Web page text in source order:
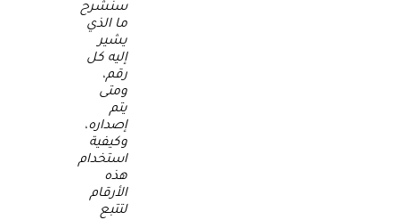
سنشرح
ما الذي
يشير
إليه كل
رقم،
ومتى
يتم
إصداره،
وكيفية
استخدام
هذه
الأرقام
لتتبع